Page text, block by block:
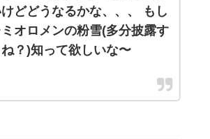
どどうなるかな、、、 もし
オロメンの粉雪(多分披露す
？)知って欲しいな〜